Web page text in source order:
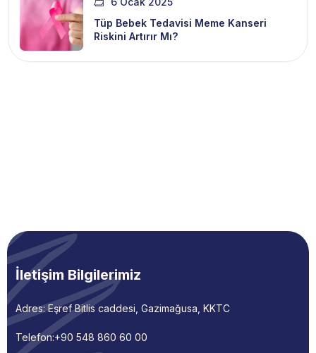
Tüp Bebek Tedavisi Meme Kanseri
Riskini Artırır Mı?
İletişim Bilgilerimiz
Adres: Eşref Bitlis caddesi, Gazimağusa, KKTC
Telefon:+90 548 860 60 00